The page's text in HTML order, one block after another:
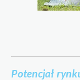
Potencjał